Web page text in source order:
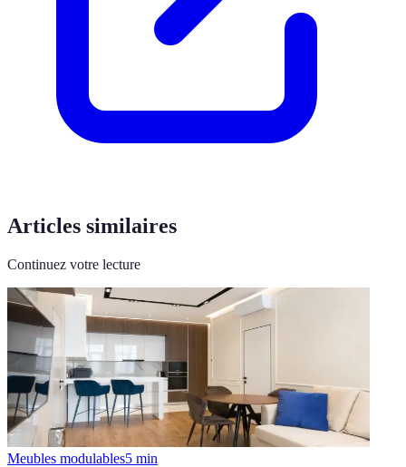
Articles similaires
Continuez votre lecture
Meubles modulables5 min